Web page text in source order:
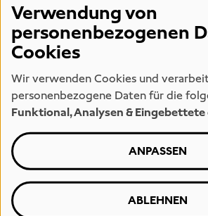
Verwendung von
personenbezogenen
Cookies
Wir verwenden Cookies und
personenbezogene Daten für die
Funktional, Analysen &
ANPASSEN
ABLEHNEN